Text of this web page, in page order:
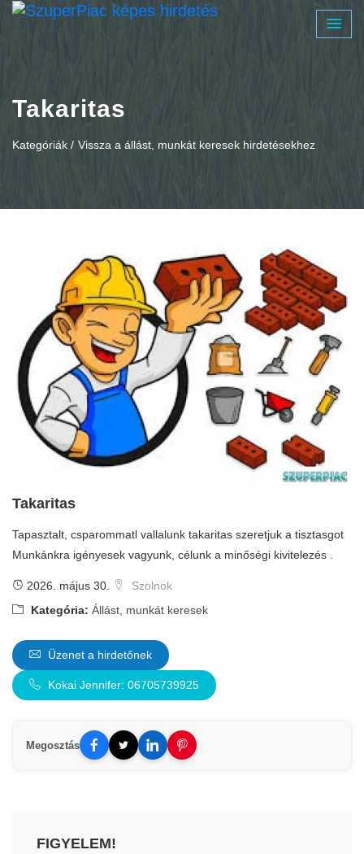
Takaritas
Kategóriák / Vissza a állást, munkát keresek hirdetésekhez
Takaritas
Tapasztalt, csparommatl vallalunk takaritas szeretjuk a tisztasgot
Munkánkra igényesek vagyunk, célunk a minőségi kivitelezés .
2026. május 30.
Szolnok
Kategória: Állást, munkát keresek
Üzenet a hirdetőnek
Kokai Jennifer: 06705739925
Megosztás
FIGYELEM!